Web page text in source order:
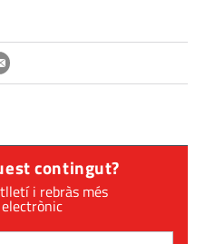
contingut?
i rebràs més